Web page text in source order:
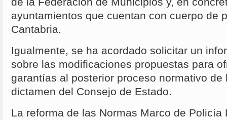
ayuntamientos que cuentan con cuerpo de
Cantabria.
Igualmente, se ha acordado solicitar un
sobre las modificaciones propuestas para
garantías al posterior proceso normativo
dictamen del Consejo de Estado.
La reforma de las Normas Marco de Policía